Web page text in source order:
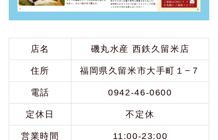
店名 磯丸水産 西鉄久留米店
住所 福岡県久留米市大手町１−７
電話 0942-46-0600
定休日 不定休
営業時間 11:00-23:00